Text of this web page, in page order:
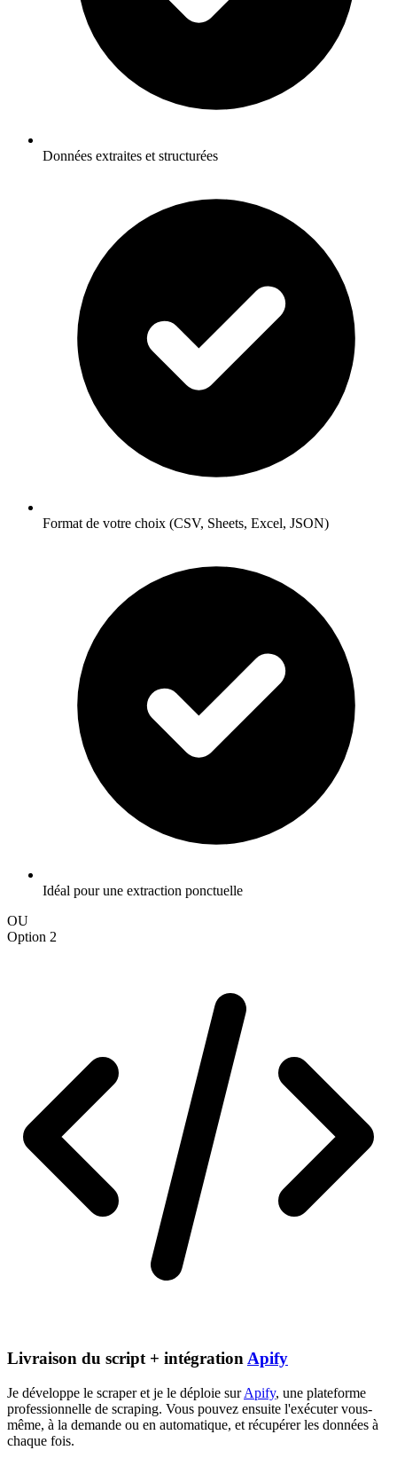
Données extraites et structurées
Format de votre choix (CSV, Sheets, Excel, JSON)
Idéal pour une extraction ponctuelle
OU
Option 2
Livraison du script + intégration Apify
Je développe le scraper et je le déploie surApify, une plateforme
professionnelle de scraping. Vous pouvez ensuite l'exécuter vous-
même, à la demande ou en automatique, et récupérer les données à
chaque fois.